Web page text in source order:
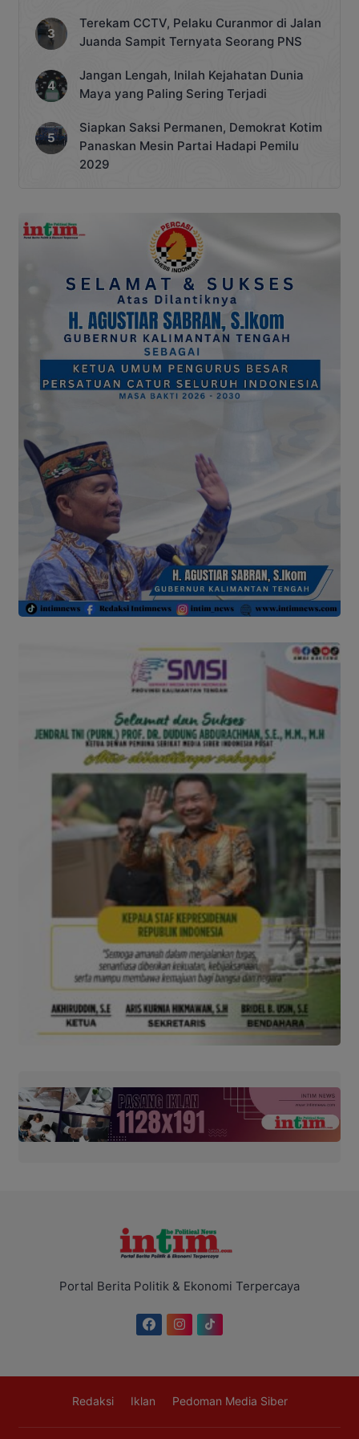
Terekam CCTV, Pelaku Curanmor di Jalan
Juanda Sampit Ternyata Seorang PNS
Jangan Lengah, Inilah Kejahatan Dunia
Maya yang Paling Sering Terjadi
Siapkan Saksi Permanen, Demokrat Kotim
Panaskan Mesin Partai Hadapi Pemilu
2029
Portal Berita Politik & Ekonomi Terpercaya
Redaksi Iklan Pedoman Media Siber